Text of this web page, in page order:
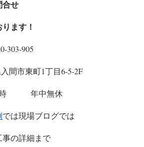
合せ
ます！
303-905
間市東町1丁目6-5-2F
時 年中無休
では現場ブログでは
事の詳細まで